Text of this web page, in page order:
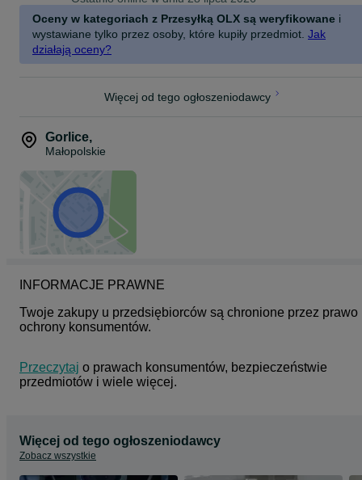
Oceny w kategoriach z Przesyłką OLX są weryfikowane i
wystawiane tylko przez osoby, które kupiły przedmiot. Jak
działają oceny?
Więcej od tego ogłoszeniodawcy
Gorlice,
Małopolskie
INFORMACJE PRAWNE
Twoje zakupy u przedsiębiorców są chronione przez prawo
ochrony konsumentów.
Przeczytaj o prawach konsumentów, bezpieczeństwie
przedmiotów i wiele więcej.
Więcej od tego ogłoszeniodawcy
Zobacz wszystkie